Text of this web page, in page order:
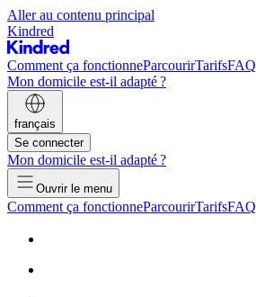
Aller au contenu principal
Kindred
Comment ça fonctionneParcourirTarifsFAQ
Mon domicile est-il adapté ?
français
Se connecter
Mon domicile est-il adapté ?
Ouvrir le menu
Comment ça fonctionneParcourirTarifsFAQ